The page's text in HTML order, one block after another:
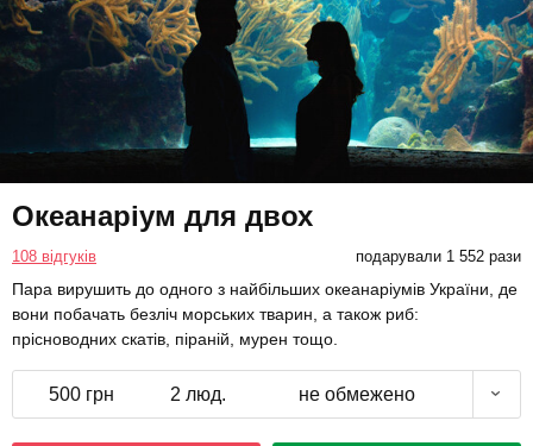
Океанаріум для двох
108 відгуків подарували 1 552 рази
Пара вирушить до одного з найбільших океанаріумів України, де
вони побачать безліч морських тварин, а також риб:
прісноводних скатів, піраній, мурен тощо.
500 грн 2 люд. не обмежено